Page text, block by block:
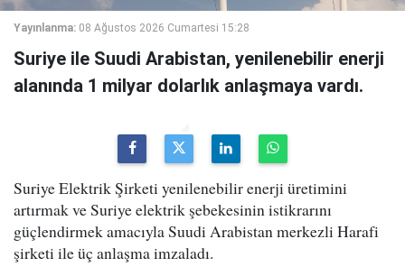
Yayınlanma: 08 Ağustos 2026 Cumartesi 15:28
Suriye ile Suudi Arabistan, yenilenebilir enerji
alanında 1 milyar dolarlık anlaşmaya vardı.
Suriye Elektrik Şirketi yenilenebilir enerji üretimini
artırmak ve Suriye elektrik şebekesinin istikrarını
güçlendirmek amacıyla Suudi Arabistan merkezli Harafi
şirketi ile üç anlaşma imzaladı.